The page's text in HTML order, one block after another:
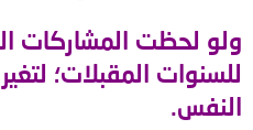
ولو لحظت المشاركات
للسنوات المقبلات؛
النفس.